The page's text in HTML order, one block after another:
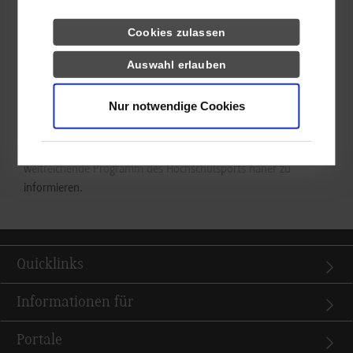
Cookies zulassen
Auswahl erlauben
Nur notwendige Cookies
hingewiesen, welche am 15. November 2018 für alle
interessierten Studierenden stattfindet.
Anschließend bot sich den Studierenden im Foyer die
Einrichtungen z.B. über die Möglichkeiten eines
Auslandssemesters, die Teilnahme an den Proben von
weitreichende Programm des Hochschulsports näher zu
informieren.
Quicklinks
Informationen für
Portale